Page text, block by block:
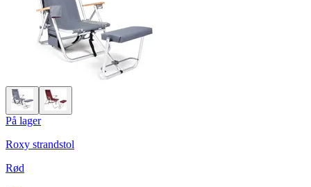
På lager
Roxy strandstol
Rød